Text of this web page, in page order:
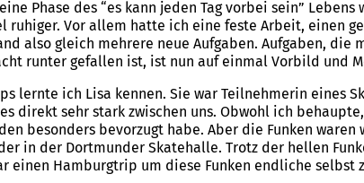
Phase des “es kann jeden Tag vorbei sein” Lebens
ruhiger. Vor allem hatte ich eine feste Arbeit, einen
also gleich mehrere neue Aufgaben. Aufgaben,
runter gefallen ist, ist nun auf einmal Vorbild und
lernte ich Lisa kennen. Sie war Teilnehmerin eines
direkt sehr stark zwischen uns. Obwohl ich
besonders bevorzugt habe. Aber die Funken
in der Dortmunder Skatehalle. Trotz der hellen
einen Hamburgtrip um diese Funken endliche selbst